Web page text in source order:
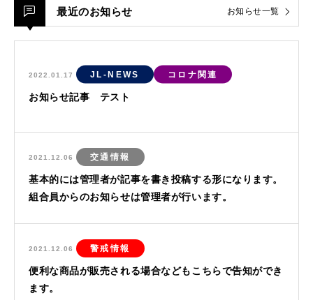
最近のお知らせ お知らせ一覧
2022.01.17 JL-NEWS コロナ関連
お知らせ記事 テスト
2021.12.06 交通情報
基本的には管理者が記事を書き投稿する形になります。
組合員からのお知らせは管理者が行います。
2021.12.06 警戒情報
便利な商品が販売される場合などもこちらで告知ができ
ます。